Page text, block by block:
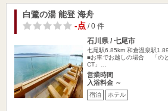
白鷺の湯 能登 海舟
-点/ 0 件
石川県 / 七尾市
七尾駅6.85km 和倉温泉駅
■お車でお越しの場合 「の
CT」…
営業時間
入浴料金 ～
宿泊 ホテル